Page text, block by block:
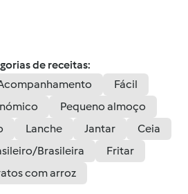
de receitas:
Fácil
Pequeno almoço
Lanche Jantar
Ceia
Brasileira
Fritar
com arroz